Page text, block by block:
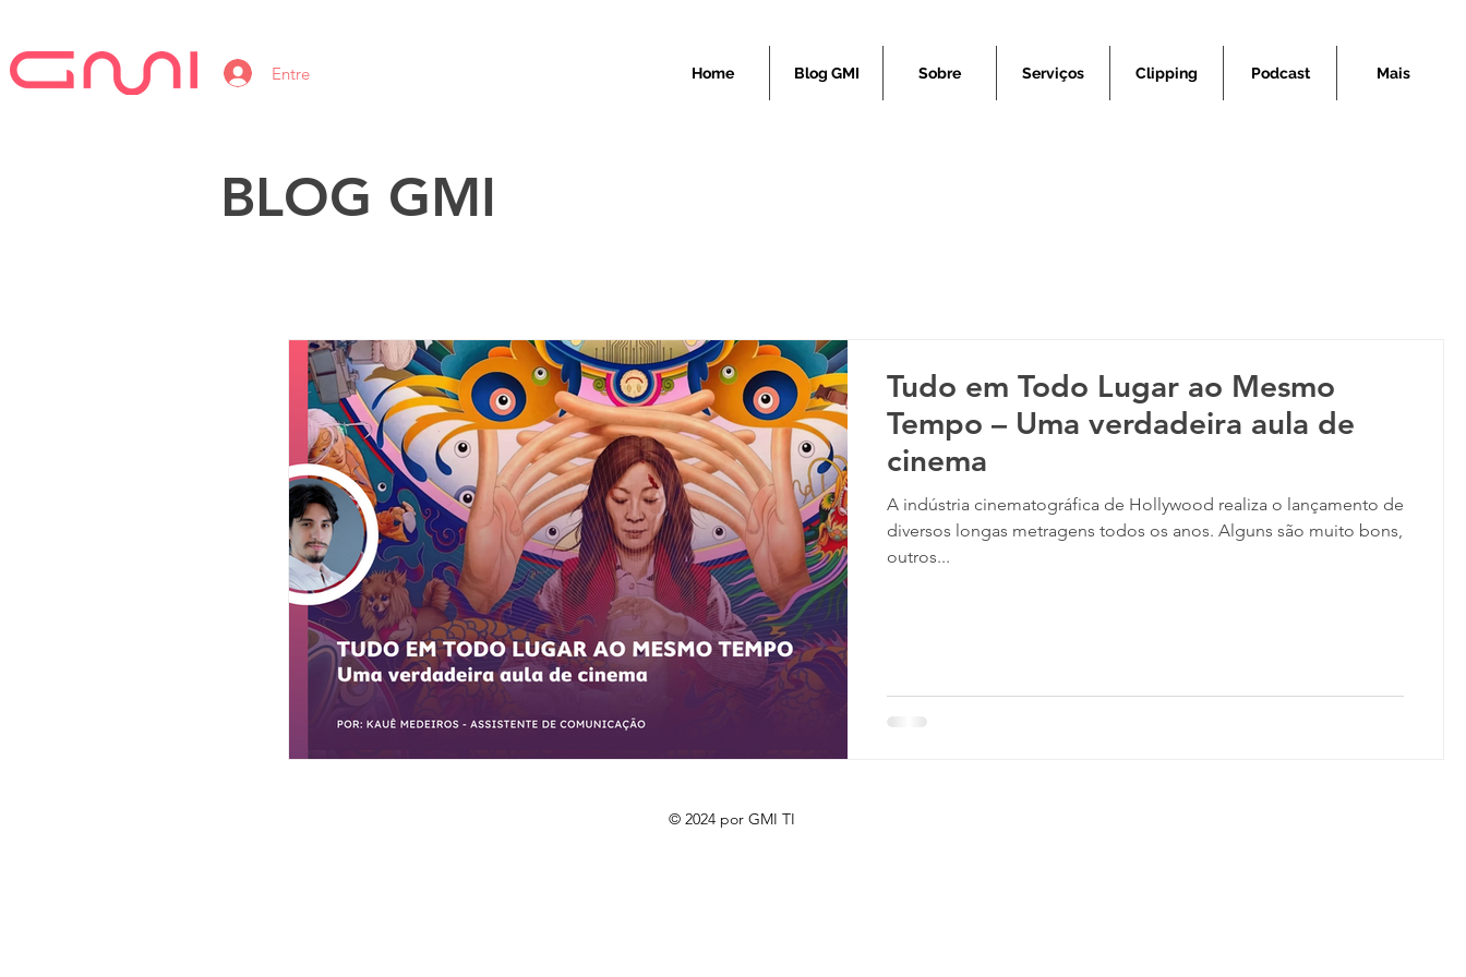
Home Blog GMI Sobre Serviços Clipping Podcast Mais
Entre
Tudo em Todo Lugar ao Mesmo
Tempo – Uma verdadeira aula de
cinema
A indústria cinematográfica de Hollywood realiza o lançamento de
diversos longas metragens todos os anos. Alguns são muito bons,
outros...
BLOG GMI
© 2024 por GMI TI